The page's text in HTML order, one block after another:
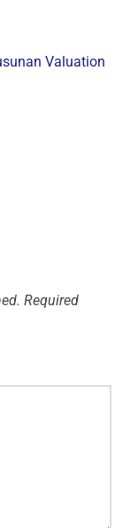
Valuation
Required